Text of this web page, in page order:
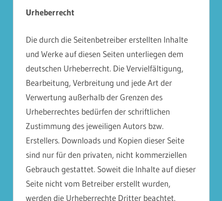
Urheberrecht
Die durch die Seitenbetreiber erstellten Inhalte
und Werke auf diesen Seiten unterliegen dem
deutschen Urheberrecht. Die Vervielfältigung,
Bearbeitung, Verbreitung und jede Art der
Verwertung außerhalb der Grenzen des
Urheberrechtes bedürfen der schriftlichen
Zustimmung des jeweiligen Autors bzw.
Erstellers. Downloads und Kopien dieser Seite
sind nur für den privaten, nicht kommerziellen
Gebrauch gestattet. Soweit die Inhalte auf dieser
Seite nicht vom Betreiber erstellt wurden,
werden die Urheberrechte Dritter beachtet.